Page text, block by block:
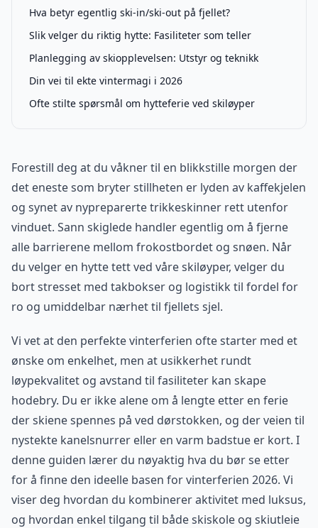
Hva betyr egentlig ski-in/ski-out på fjellet?
Slik velger du riktig hytte: Fasiliteter som teller
Planlegging av skiopplevelsen: Utstyr og teknikk
Din vei til ekte vintermagi i 2026
Ofte stilte spørsmål om hytteferie ved skiløyper
Forestill deg at du våkner til en blikkstille morgen der
det eneste som bryter stillheten er lyden av kaffekjelen
og synet av nypreparerte trikkeskinner rett utenfor
vinduet. Sann skiglede handler egentlig om å fjerne
alle barrierene mellom frokostbordet og snøen. Når
du velger en hytte tett ved våre skiløyper, velger du
bort stresset med takbokser og logistikk til fordel for
ro og umiddelbar nærhet til fjellets sjel.
Vi vet at den perfekte vinterferien ofte starter med et
ønske om enkelhet, men at usikkerhet rundt
løypekvalitet og avstand til fasiliteter kan skape
hodebry. Du er ikke alene om å lengte etter en ferie
der skiene spennes på ved dørstokken, og der veien til
nystekte kanelsnurrer eller en varm badstue er kort. I
denne guiden lærer du nøyaktig hva du bør se etter
for å finne den ideelle basen for vinterferien 2026. Vi
viser deg hvordan du kombinerer aktivitet med luksus,
og hvordan enkel tilgang til både skiskole og skiutleie